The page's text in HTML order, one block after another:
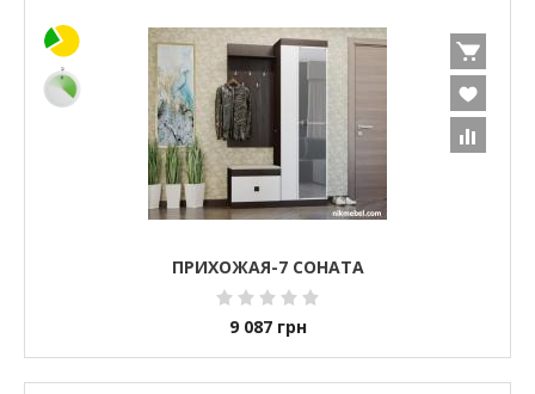
ПРИХОЖАЯ-7 СОНАТА
9 087 грн